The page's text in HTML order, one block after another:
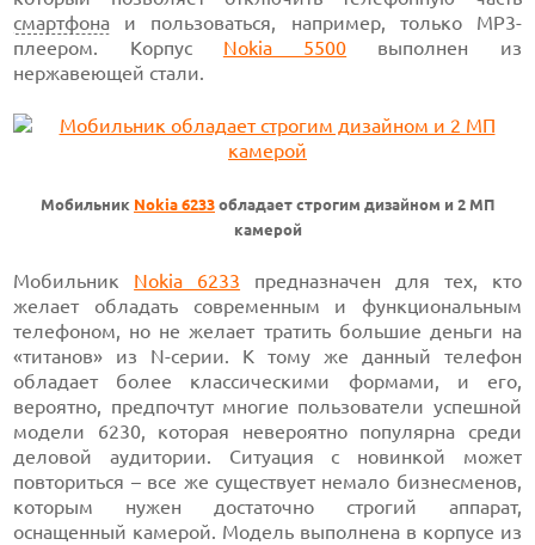
смартфона и пользоваться, например, только MP3-
плеером. Корпус Nokia 5500 выполнен из
нержавеющей стали.
Мобильник Nokia 6233 обладает строгим дизайном и 2 МП
камерой
Мобильник Nokia 6233 предназначен для тех, кто
желает обладать современным и функциональным
телефоном, но не желает тратить большие деньги на
«титанов» из N-серии. К тому же данный телефон
обладает более классическими формами, и его,
вероятно, предпочтут многие пользователи успешной
модели 6230, которая невероятно популярна среди
деловой аудитории. Ситуация с новинкой может
повториться – все же существует немало бизнесменов,
которым нужен достаточно строгий аппарат,
оснащенный камерой. Модель выполнена в корпусе из